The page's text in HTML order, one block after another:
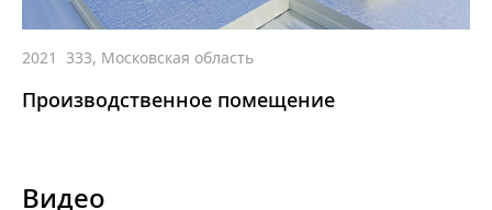
2021 333, Московская область
Производственное помещение
Видео